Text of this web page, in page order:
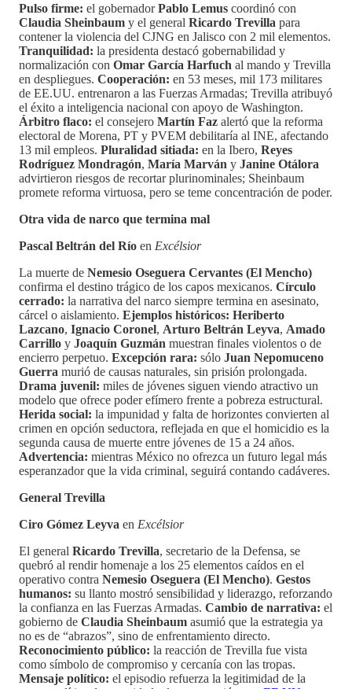
Pulso firme: el gobernadorPablo Lemus coordinó con
Claudia Sheinbaum y el general Ricardo Trevilla para
contener la violencia del CJNG en Jalisco con 2 mil elementos.
Tranquilidad: la presidenta destacó gobernabilidad y
normalización con Omar García Harfuch al mando y Trevilla
en despliegues. Cooperación: en 53 meses, mil 173 militares
de EE.UU. entrenaron a las Fuerzas Armadas; Trevilla atribuyó
el éxito a inteligencia nacional con apoyo de Washington.
Árbitro flaco: el consejero Martín Faz alertó que la reforma
electoral de Morena, PT y PVEM debilitaría al INE, afectando
13 mil empleos. Pluralidad sitiada: en la Ibero, Reyes
Rodríguez Mondragón, María Marván y Janine Otálora
advirtieron riesgos de recortar plurinominales; Sheinbaum
promete reforma virtuosa, pero se teme concentración de poder.
Otra vida de narco que termina mal
Pascal Beltrán del Río en Excélsior
La muerte de Nemesio Oseguera Cervantes (El Mencho)
confirma el destino trágico de los capos mexicanos. Círculo
cerrado: la narrativa del narco siempre termina en asesinato,
cárcel o aislamiento. Ejemplos históricos: Heriberto
Lazcano, Ignacio Coronel, Arturo Beltrán Leyva, Amado
Carrillo y Joaquín Guzmán muestran finales violentos o de
encierro perpetuo. Excepción rara: sólo Juan Nepomuceno
Guerra murió de causas naturales, sin prisión prolongada.
Drama juvenil: miles de jóvenes siguen viendo atractivo un
modelo que ofrece poder efímero frente a pobreza estructural.
Herida social: la impunidad y falta de horizontes convierten al
crimen en opción seductora, reflejada en que el homicidio es la
segunda causa de muerte entre jóvenes de 15 a 24 años.
Advertencia: mientras México no ofrezca un futuro legal más
esperanzador que la vida criminal, seguirá contando cadáveres.
General Trevilla
Ciro Gómez Leyva en Excélsior
El general Ricardo Trevilla, secretario de la Defensa, se
quebró al rendir homenaje a los 25 elementos caídos en el
operativo contra Nemesio Oseguera (El Mencho). Gestos
humanos: su llanto mostró sensibilidad y liderazgo, reforzando
la confianza en las Fuerzas Armadas. Cambio de narrativa: el
gobierno de Claudia Sheinbaum asumió que la estrategia ya
no es de “abrazos”, sino de enfrentamiento directo.
Reconocimiento público: la reacción de Trevilla fue vista
como símbolo de compromiso y cercanía con las tropas.
Mensaje político: el episodio refuerza la legitimidad de la